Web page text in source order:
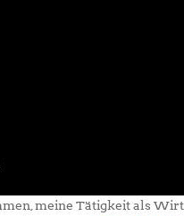
meine Tätigkeit als